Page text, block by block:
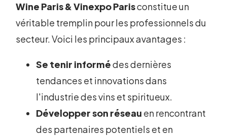
Wine Paris & Vinexpo Parisconstitue un
véritable tremplin pour les professionnels du
secteur. Voici les principaux avantages :
Se tenir informédes dernières
tendances et innovations dans
l'industrie des vins et spiritueux.
Développer son réseau en rencontrant
des partenaires potentiels et en